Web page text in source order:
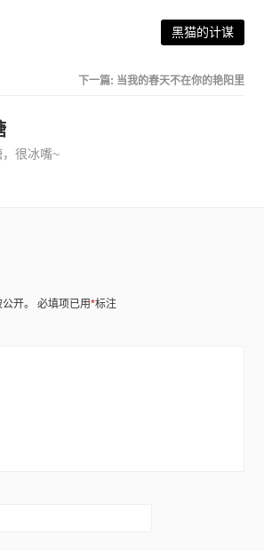
黑猫的计谋
下一篇: 当我的春天不在你的艳阳里
很冰嘴~
开。 必填项已用*标注